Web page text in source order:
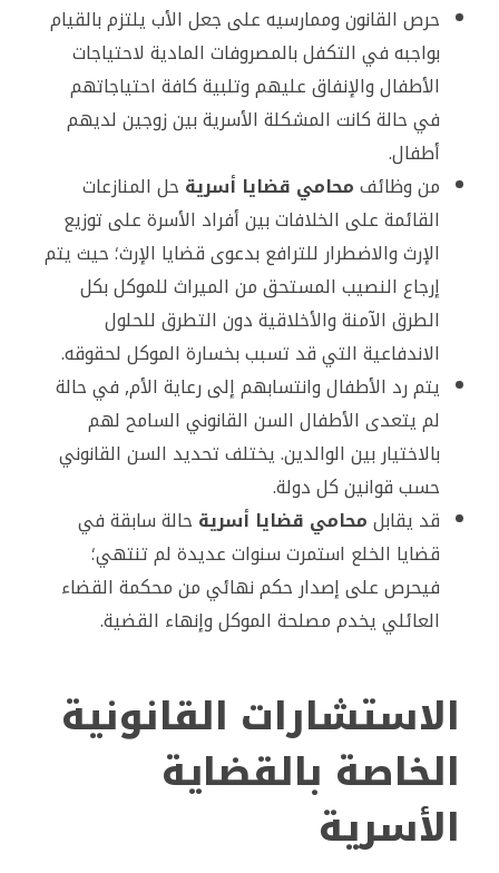
حرص القانون وممارسيه على جعل الأب يلتزم بالقيام
بواجبه في التكفل بالمصروفات المادية لاحتياجات
الأطفال والإنفاق عليهم وتلبية كافة احتياجاتهم
في حالة كانت المشكلة الأسرية بين زوجين لديهم
أطفال.
من وظائفمحامي قضايا أسرية حل المنازعات
القائمة على الخلافات بين أفراد الأسرة على توزيع
الإرث والاضطرار للترافع بدعوى قضايا الإرث؛ حيث يتم
إرجاع النصيب المستحق من الميراث للموكل بكل
الطرق الآمنة والأخلاقية دون التطرق للحلول
الاندفاعية التي قد تسبب بخسارة الموكل لحقوقه.
يتم رد الأطفال وانتسابهم إلى رعاية الأم, في حالة
لم يتعدى الأطفال السن القانوني السامح لهم
بالاختيار بين الوالدين. يختلف تحديد السن القانوني
حسب قوانين كل دولة.
قد يقابلمحامي قضايا أسرية حالة سابقة في
قضايا الخلع استمرت سنوات عديدة لم تنتهي؛
فيحرص على إصدار حكم نهائي من محكمة القضاء
العائلي يخدم مصلحة الموكل وإنهاء القضية.
الاستشارات القانونية
الخاصة بالقضاية
الأسرية